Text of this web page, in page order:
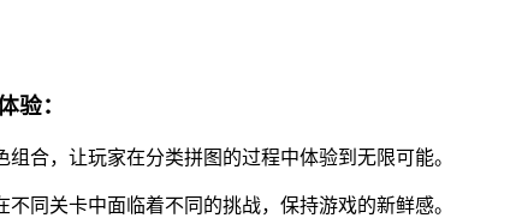
验：
合，让玩家在分类拼图的过程中体验到无限可能。
同关卡中面临着不同的挑战，保持游戏的新鲜感。